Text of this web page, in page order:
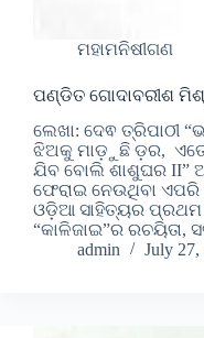
ମହାମନିଷୀଗଣ
ପଣ୍ଡିତ ଗୋଦାବରୀଶ
ଲେଖା: ଦେଵ ତ୍ରିପାଠୀ
ଝିଅକୁ ମାଡ଼ୁଛି ଡ଼ର, ଏତେ
ଯିବ ବୋଲି ଶାଶୁଘର II”
ଫେରାଇ ନେଉଥିବା
ଓଡ଼ିଆ ସାହିତ୍ୟର ପ୍ରଥମ
“କାଳିଜାଇ”ର ରଚୟିତା,
admin
July 27,